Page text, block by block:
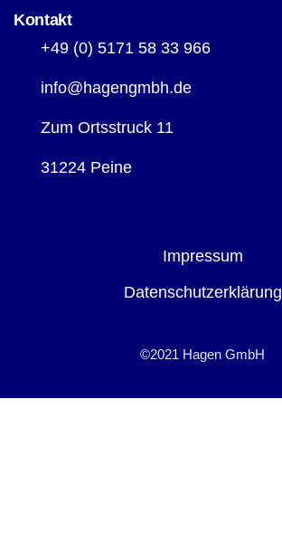
Kontakt
+49 (0) 5171 58 33 966
info@hagengmbh.de
Zum Ortsstruck 11
31224 Peine
Impressum
Datenschutzerklärung
©2021 Hagen GmbH